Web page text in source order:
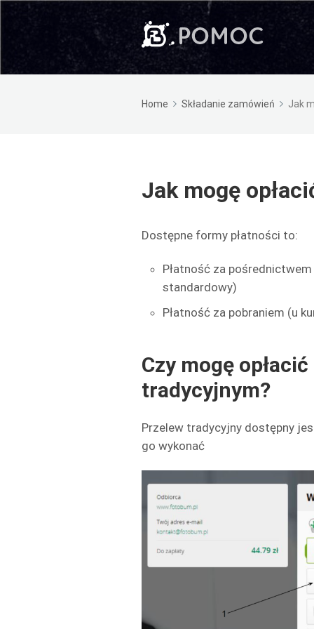
Home Składanie zamówień Jak
Jak mogę
Dostępne formy płatności to:
Płatność za
standardowy)
Płatność za pobraniem (u
Czy mogę
tradycyjnym?
Przelew tradycyjny dostępny
go wykonać